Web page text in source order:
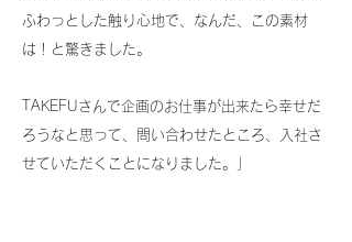
ふわっとした触り心地で、なんだ、この素材
は！と驚きました。
TAKEFUさんで企画のお仕事が出来たら幸せだ
ろうなと思って、問い合わせたところ、入社さ
せていただくことになりました。」